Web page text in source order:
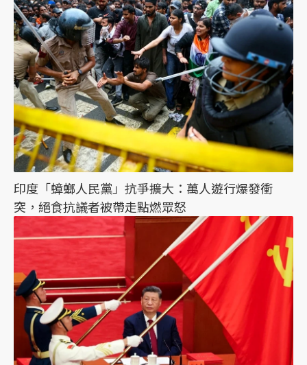
印度「蟑螂人民黨」抗爭擴大：萬人遊行爆發衝
突，絕食抗議者被帶走點燃眾怒